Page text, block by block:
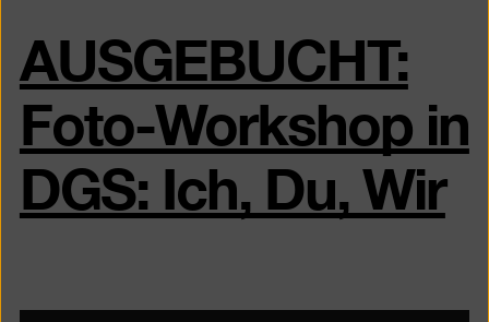
AUSGEBUCHT:
Foto-Workshop in
DGS: Ich, Du, Wir